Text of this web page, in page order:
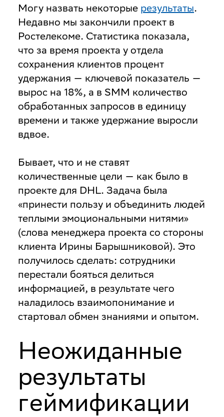
Могу назвать некоторые результаты.
Недавно мы закончили проект в
Ростелекоме. Статистика показала,
что за время проекта у отдела
сохранения клиентов процент
удержания — ключевой показатель —
вырос на 18%, а в SMM количество
обработанных запросов в единицу
времени и также удержание выросли
вдвое.
Бывает, что и не ставят
количественные цели — как было в
проекте для DHL. Задача была
«принести пользу и объединить людей
теплыми эмоциональными нитями»
(слова менеджера проекта со стороны
клиента Ирины Барышниковой). Это
получилось сделать: сотрудники
перестали бояться делиться
информацией, в результате чего
наладилось взаимопонимание и
стартовал обмен знаниями и опытом.
Неожиданные
результаты
геймификации